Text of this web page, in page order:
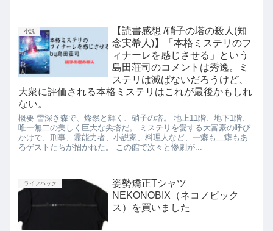
小説
【読書感想 /硝子の塔の殺人(知
念実希人)】「本格ミステリのフ
ィナーレを感じさせる」という
島田荘司のコメントは秀逸。ミ
ステリは滅ばないだろうけど、
大衆に評価される本格ミステリはこれが最後かもしれ
ない。
概要 雪深き森で、燦然と輝く、硝子の塔。 地上11階、地下1階、
唯一無二の美しく巨大な尖塔だ。 ミステリを愛する大富豪の呼び
かけで、刑事、霊能力者、小説家、料理人など、一癖も二癖もあ
るゲストたちが招かれた。 この館で次々と惨劇が...
ライフハック
姿勢矯正Tシャツ
NEKONOBIX（ネコノビック
ス）を買いました